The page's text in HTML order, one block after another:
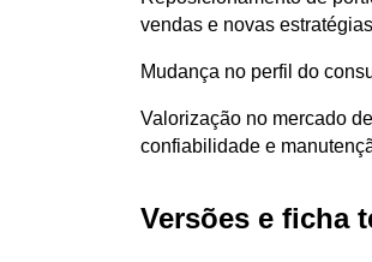
vendas e novas
Mudança no perfil do
Valorização no mercado
confiabilidade e
Versões e ficha